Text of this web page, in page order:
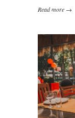
Read more →